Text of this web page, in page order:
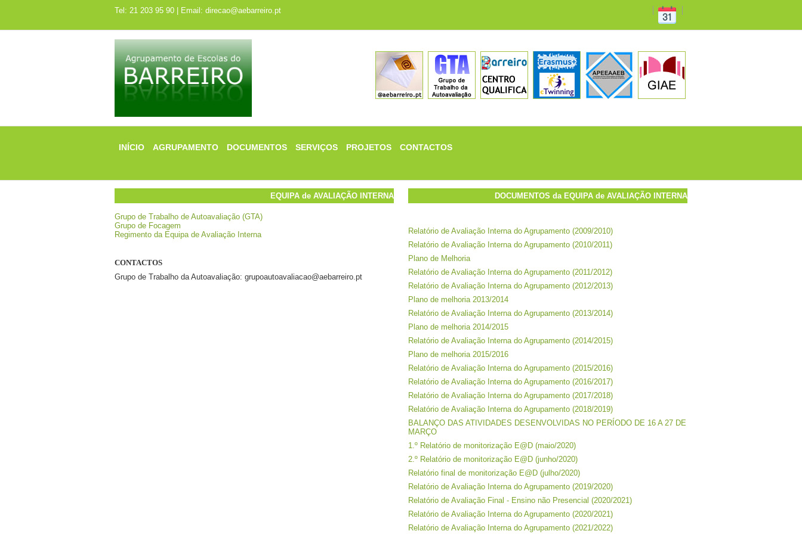
Tel: 21 203 95 90 | Email: direcao@aebarreiro.pt
INÍCIO AGRUPAMENTO DOCUMENTOS SERVIÇOS PROJETOS CONTACTOS
EQUIPA de AVALIAÇÃO INTERNA
Grupo de Trabalho de Autoavaliação (GTA)
Grupo de Focagem
Regimento da Equipa de Avaliação Interna
CONTACTOS
Grupo de Trabalho da Autoavaliação: grupoautoavaliacao@aebarreiro.pt
DOCUMENTOS da EQUIPA de AVALIAÇÃO INTERNA
Relatório de Avaliação Interna do Agrupamento (2009/2010)
Relatório de Avaliação Interna do Agrupamento (2010/2011)
Plano de Melhoria
Relatório de Avaliação Interna do Agrupamento (2011/2012)
Relatório de Avaliação Interna do Agrupamento (2012/2013)
Plano de melhoria 2013/2014
Relatório de Avaliação Interna do Agrupamento (2013/2014)
Plano de melhoria 2014/2015
Relatório de Avaliação Interna do Agrupamento (2014/2015)
Plano de melhoria 2015/2016
Relatório de Avaliação Interna do Agrupamento (2015/2016)
Relatório de Avaliação Interna do Agrupamento (2016/2017)
Relatório de Avaliação Interna do Agrupamento (2017/2018)
Relatório de Avaliação Interna do Agrupamento (2018/2019)
BALANÇO DAS ATIVIDADES DESENVOLVIDAS NO PERÍODO DE 16 A 27 DE
MARÇO
1.º Relatório de monitorização E@D (maio/2020)
2.º Relatório de monitorização E@D (junho/2020)
Relatório final de monitorização E@D (julho/2020)
Relatório de Avaliação Interna do Agrupamento (2019/2020)
Relatório de Avaliação Final - Ensino não Presencial (2020/2021)
Relatório de Avaliação Interna do Agrupamento (2020/2021)
Relatório de Avaliação Interna do Agrupamento (2021/2022)